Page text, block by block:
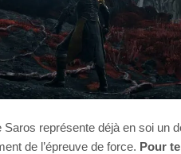
Saros représente déjà en soi un
de l’épreuve de force. Pour